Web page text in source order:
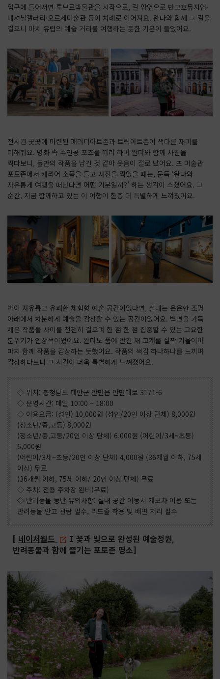
입구에 들어서면 루브르박물관을 시작으로, 길 양옆으로 반고흐뮤지엄·
내셔널갤러리·오르세미술관 등이 차례로 이어져요. 완다와 함께 그 길을
걸으니 마치 유럽의 예술 거리를 여행하는 듯한 기분이 들었어요.
전시관 곳곳에 마련된 패러디아트존과 트릭아트존이 색다른 재미를
더해줘요. 명화 속 주인공 포즈를 따라 하며 완다와 함께 사진을
찍다보니, 둘만의 작품을 남긴 것 같아 웃음이 절로 났어요. 또 미술관
포토존에서 캐리어 소품을 들고 사진을 찍었을 때는, 문득 ‘완다와
자유롭게 여행을 떠난다면 어떤 기분일까?’ 하는 생각이 스쳤어요. 그
순간, 지금 함께하고 있는 이 여행이 한층 더 특별하게 느껴졌어요.
밖이 자유롭고 유쾌한 체험형 예술 공간이었다면, 실내는 은은한 조명
아래에서 차분하게 예술을 감상할 수 있는 공간이었어요. 벽면을 가득
채운 작품들 사이를 천천히 걸으며 한 점 한 점 집중할 수 있는 고요한
분위기가 인상적이었어요. 완다도 품에 안긴 채 고개를 살짝 기울이며
마치 함께 작품을 감상하는 듯했어요. 작품의 색감 하나하나를 느끼며
감상하다보니 그 시간이 더욱 특별하게 느껴졌어요.
◇ 위치: 충청남도 태안군 안면읍 안면대로 3171-6
◇ 운영시간: 매일 10:00 ~ 18:00
◇ 이용요금: (성인) 10,000원 (성인/20인 이상 단체) 8,000원
(청소년/중,고등) 8,000원
(청소년/중,고등/20인 이상 단체) 6,000원 (어린이/3세~초등)
6,000원
(어린이/3세~초등/20인 이상 단체) 4,000원 (36개월 이하, 75세
이상) 무료
(36개월 이하, 75세 이하/ 20인 이상 단체) 무료
◇ 주차: 전용 주차장 완비(무료)
◇ 반려동물 동반 유의사항: 실내 공간 이동시 개모차 이용 또는
반려동물 안고 관람 필수, 리드줄 착용 및 배변 처리 필수
[ 네이처월드
I 꽃과 빛으로 완성된 예술정원,
반려동물과 함께 즐기는 포토존 명소]